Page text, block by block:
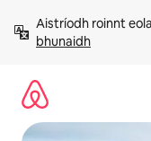
chuig
ábhar
Aistríodh roinnt
bhunaidh